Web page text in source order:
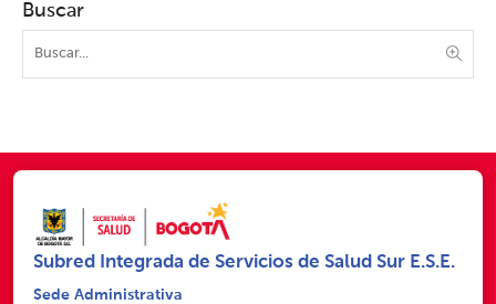
Buscar
Subred Integrada de Servicios de Salud Sur E.S.E.
Sede Administrativa